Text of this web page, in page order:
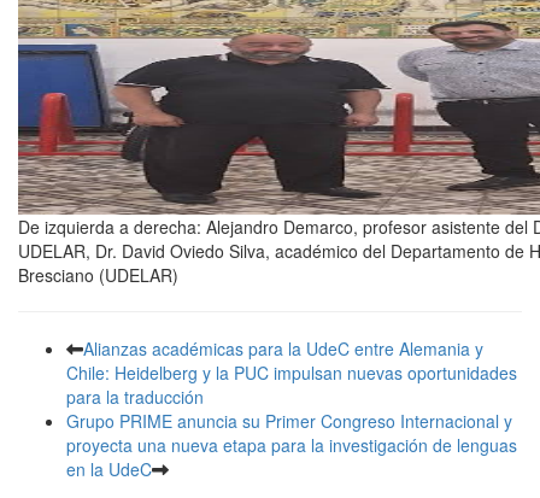
De izquierda a derecha: Alejandro Demarco, profesor asistente del
UDELAR, Dr. David Oviedo Silva, académico del Departamento de
Bresciano (UDELAR)
Alianzas académicas para la UdeC entre Alemania y
Chile: Heidelberg y la PUC impulsan nuevas oportunidades
para la traducción
Grupo PRIME anuncia su Primer Congreso Internacional y
proyecta una nueva etapa para la investigación de lenguas
en la UdeC